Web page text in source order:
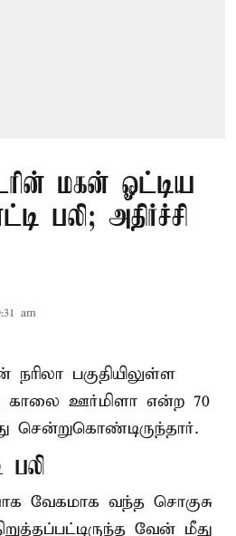
மகன் ஓட்டிய
பலி; அதிர்ச்சி
am
நரிலா பகுதியிலுள்ள
ஊர்மிளா என்ற 70
சென்றுகொண்டிருந்தார்.
பலி
வேகமாக வந்த சொகுசு
வேன் மீது